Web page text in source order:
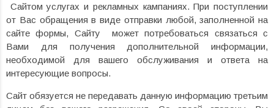
Сайтом услугах и рекламных кампаниях. При поступлении
от Вас обращения в виде отправки любой, заполненной на
сайте формы, Сайту может потребоваться связаться с
Вами для получения дополнительной информации,
необходимой для вашего обслуживания и ответа на
интересующие вопросы.
Сайт обязуется не передавать данную информацию третьим